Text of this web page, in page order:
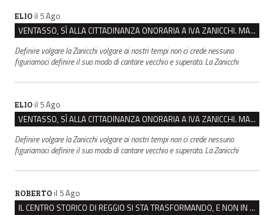
ELIO il 5 Ago
VENTASSO, SÌ ALLA CITTADINANZA ONORARIA A IVA ZANICCHI. MA BARGIACCHI: “È DI PESSIMO GUSTO”
Definire volgare la Zanicchi volgare ai nostri tempi non ci crede nessuno
figuriamoci definire il suo modo di cantare vecchio e superato. La Zanicchi
ELIO il 5 Ago
VENTASSO, SÌ ALLA CITTADINANZA ONORARIA A IVA ZANICCHI. MA BARGIACCHI: “È DI PESSIMO GUSTO”
Definire volgare la Zanicchi volgare ai nostri tempi non ci crede nessuno
figuriamoci definire il suo modo di cantare vecchio e superato. La Zanicchi
ROBERTO il 5 Ago
IL CENTRO STORICO DI REGGIO SI STA TRASFORMANDO, E NON IN MEGLIO